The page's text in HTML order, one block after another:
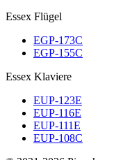
Essex Flügel
EGP-173C
EGP-155C
Essex Klaviere
EUP-123E
EUP-116E
EUP-111E
EUP-108C